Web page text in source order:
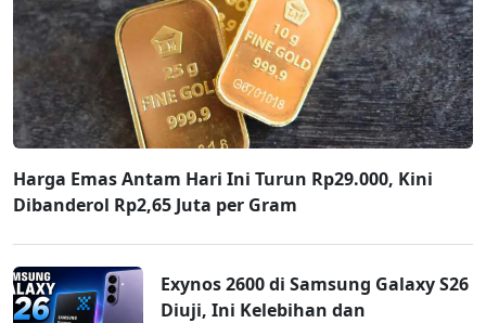
Harga Emas Antam Hari Ini Turun Rp29.000, Kini
Dibanderol Rp2,65 Juta per Gram
Exynos 2600 di Samsung Galaxy S26
Diuji, Ini Kelebihan dan